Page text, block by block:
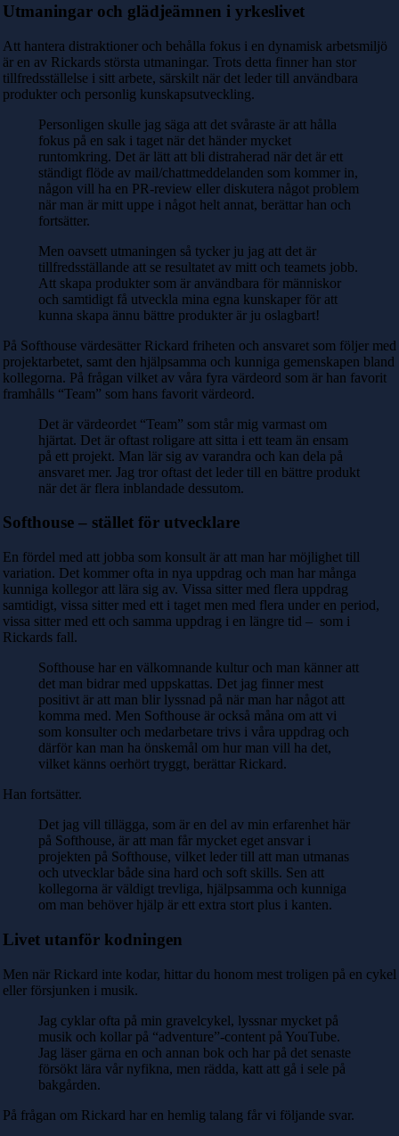
Utmaningar och glädjeämnen i yrkeslivet
Att hantera distraktioner och behålla fokus i en dynamisk arbetsmiljö
är en av Rickards största utmaningar. Trots detta finner han stor
tillfredsställelse i sitt arbete, särskilt när det leder till användbara
produkter och personlig kunskapsutveckling.
Personligen skulle jag säga att det svåraste är att hålla
fokus på en sak i taget när det händer mycket
runtomkring. Det är lätt att bli distraherad när det är ett
ständigt flöde av mail/chattmeddelanden som kommer in,
någon vill ha en PR-review eller diskutera något problem
när man är mitt uppe i något helt annat, berättar han och
fortsätter.
Men oavsett utmaningen så tycker ju jag att det är
tillfredsställande att se resultatet av mitt och teamets jobb.
Att skapa produkter som är användbara för människor
och samtidigt få utveckla mina egna kunskaper för att
kunna skapa ännu bättre produkter är ju oslagbart!
På Softhouse värdesätter Rickard friheten och ansvaret som följer med
projektarbetet, samt den hjälpsamma och kunniga gemenskapen bland
kollegorna. På frågan vilket av våra fyra värdeord som är han favorit
framhålls “Team” som hans favorit värdeord.
Det är värdeordet “Team” som står mig varmast om
hjärtat. Det är oftast roligare att sitta i ett team än ensam
på ett projekt. Man lär sig av varandra och kan dela på
ansvaret mer. Jag tror oftast det leder till en bättre produkt
när det är flera inblandade dessutom.
Softhouse – stället för utvecklare
En fördel med att jobba som konsult är att man har möjlighet till
variation. Det kommer ofta in nya uppdrag och man har många
kunniga kollegor att lära sig av. Vissa sitter med flera uppdrag
samtidigt, vissa sitter med ett i taget men med flera under en period,
vissa sitter med ett och samma uppdrag i en längre tid – som i
Rickards fall.
Softhouse har en välkomnande kultur och man känner att
det man bidrar med uppskattas. Det jag finner mest
positivt är att man blir lyssnad på när man har något att
komma med. Men Softhouse är också måna om att vi
som konsulter och medarbetare trivs i våra uppdrag och
därför kan man ha önskemål om hur man vill ha det,
vilket känns oerhört tryggt, berättar Rickard.
Han fortsätter.
Det jag vill tillägga, som är en del av min erfarenhet här
på Softhouse, är att man får mycket eget ansvar i
projekten på Softhouse, vilket leder till att man utmanas
och utvecklar både sina hard och soft skills. Sen att
kollegorna är väldigt trevliga, hjälpsamma och kunniga
om man behöver hjälp är ett extra stort plus i kanten.
Livet utanför kodningen
Men när Rickard inte kodar, hittar du honom mest troligen på en cykel
eller försjunken i musik.
Jag cyklar ofta på min gravelcykel, lyssnar mycket på
musik och kollar på “adventure”-content på YouTube.
Jag läser gärna en och annan bok och har på det senaste
försökt lära vår nyfikna, men rädda, katt att gå i sele på
bakgården.
På frågan om Rickard har en hemlig talang får vi följande svar.